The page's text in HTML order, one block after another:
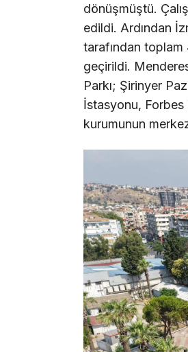
dönüşmüştü.
edildi. Ardından
tarafından
geçirildi.
Parkı; Şirinyer
İstasyonu,
kurumunun